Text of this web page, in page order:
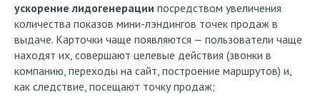
ускорение лидогенерации посредством увеличения
количества показов мини-лэндингов точек продаж в
выдаче. Карточки чаще появляются — пользователи чаще
находят их, совершают целевые действия (звонки в
компанию, переходы на сайт, построение маршрутов) и,
как следствие, посещают точку продаж;